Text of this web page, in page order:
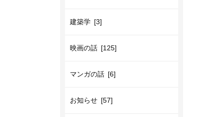
建築学 [3]
映画の話 [125]
マンガの話 [6]
お知らせ [57]